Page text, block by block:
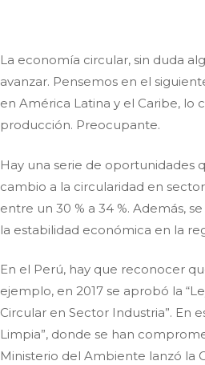
La economía circular, sin duda
avanzar. Pensemos en el
en América Latina y el Caribe, lo
producción. Preocupante.
Hay una serie de oportunidades
cambio a la circularidad en
entre un 30 % a 34 %. Además,
la estabilidad económica en la
En el Perú, hay que reconocer
ejemplo, en 2017 se aprobó la
Circular en Sector Industria”. En
Limpia”, donde se han
Ministerio del Ambiente lanzó la